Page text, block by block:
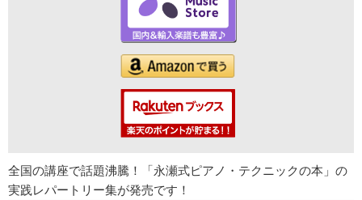
全国の講座で話題沸騰！「永瀬式ピアノ・テクニックの本」の
実践レパートリー集が発売です！